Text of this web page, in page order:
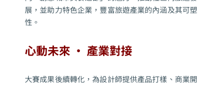
展，並助力特色企業，豐富旅遊產業的內涵及其可塑
性。
心動未來 ‧ 產業對接
大賽成果後續轉化，為設計師提供產品打樣、商業開